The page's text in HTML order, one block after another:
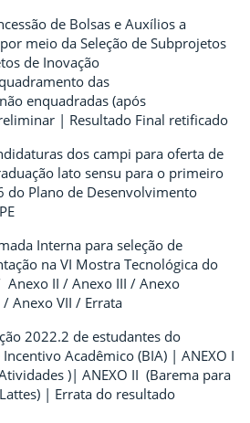
de Bolsas e Auxílios a
meio da Seleção de Subprojetos
de Inovação
das
enquadradas (após
| Resultado Final retificado
dos campi para oferta de
lato sensu para o primeiro
do Plano de Desenvolvimento
Interna para seleção de
na VI Mostra Tecnológica do
Anexo II / Anexo III / Anexo
Anexo VII / Errata
2022.2 de estudantes do
Acadêmico (BIA) | ANEXO I
)| ANEXO II (Barema para
| Errata do resultado